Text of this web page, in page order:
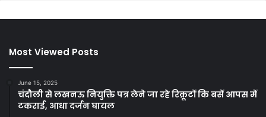
Most Viewed Posts
June 15, 2025
चंदौली से लखनऊ नियुक्ति पत्र लेने जा रहे रिक्रूटों कि बसें आपस में
टकराई, आधा दर्जन घायल